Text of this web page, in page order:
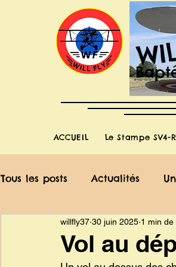
ACCUEIL Le Stampe SV4-
Tous les posts Actualités
Vol au
willfly37 30 juin 2025 1 min de